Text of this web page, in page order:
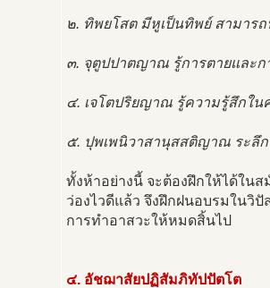
๒. ทิพยโสต มีหูเป็นทิพย์ สามารถ
๓. จุตูปปาตญาณ รู้การตายและก
๔. เจโตปริยญาณ รู้ความรู้สึกใน
๕. ปุพเพนิวาสานุสสติญาณ ระลึก
ทั้งห้าอย่างนี้ จะต้องฝึกให้ได้ใน
ว่องไวดีแล้ว จึงฝึกฝนอบรมใน
การทำอาสวะให้หมดสิ้นไป
๔. อัชฌาสัยปฏิสัมภิทัปปัตโต